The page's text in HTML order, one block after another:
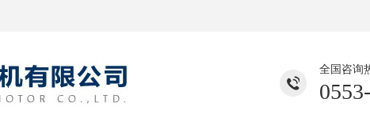
全国咨询